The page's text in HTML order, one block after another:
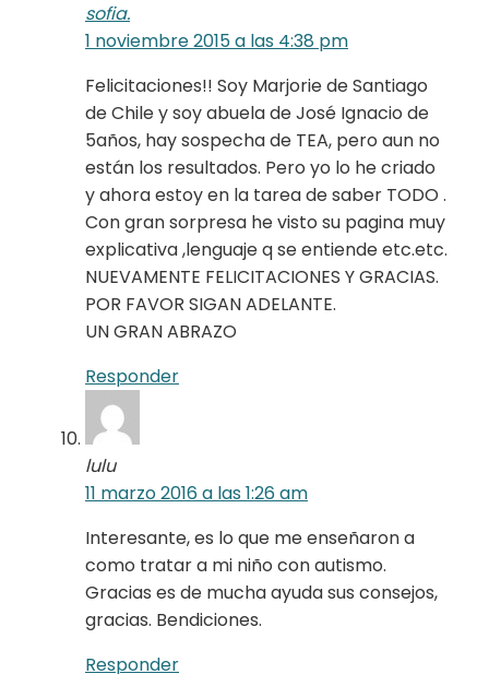
sofia.
1 noviembre 2015 a las 4:38 pm
Felicitaciones!! Soy Marjorie de Santiago
de Chile y soy abuela de José Ignacio de
5años, hay sospecha de TEA, pero aun no
están los resultados. Pero yo lo he criado
y ahora estoy en la tarea de saber TODO .
Con gran sorpresa he visto su pagina muy
explicativa ,lenguaje q se entiende etc.etc.
NUEVAMENTE FELICITACIONES Y GRACIAS.
POR FAVOR SIGAN ADELANTE.
UN GRAN ABRAZO
Responder
lulu
11 marzo 2016 a las 1:26 am
Interesante, es lo que me enseñaron a
como tratar a mi niño con autismo.
Gracias es de mucha ayuda sus consejos,
gracias. Bendiciones.
Responder